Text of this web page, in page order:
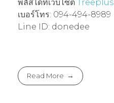
พลัสได้ที่เว็บไซต์ Treeplus
เบอร์โทร: 094-494-8989
Line ID: donedee
Read More